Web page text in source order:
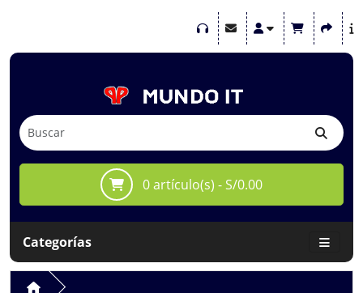
0 artículo(s) - S/0.00
Categorías